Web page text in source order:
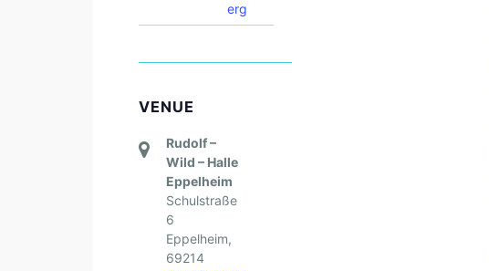
erg
VENUE
Rudolf –
Wild – Halle
Eppelheim
Schulstraße
6
Eppelheim,
69214